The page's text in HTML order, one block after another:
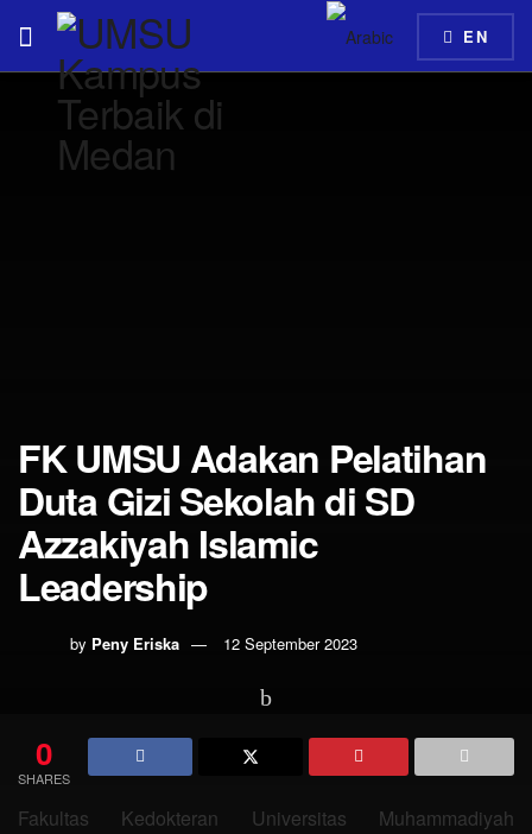
EN
FK UMSU Adakan Pelatihan
Duta Gizi Sekolah di SD
Azzakiyah Islamic
Leadership
by Peny Eriska 12 September 2023
0
SHARES
Fakultas Kedokteran Universitas Muhammadiyah